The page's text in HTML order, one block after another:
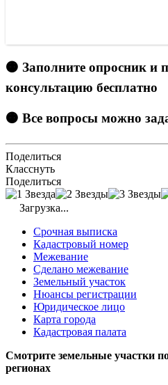
🟠 Заполните опросник и
консультацию бесплатно
🟠 Все вопросы можно
Поделиться
Класснуть
Поделиться
Загрузка...
Срочная выписка
Кадастровый номер
Межевание
Сделано межевание
Земельный участок
Нюансы регистрации
Юридическое лицо
Карта города
Кадастровая палата
Смотрите земельные участки
регионах